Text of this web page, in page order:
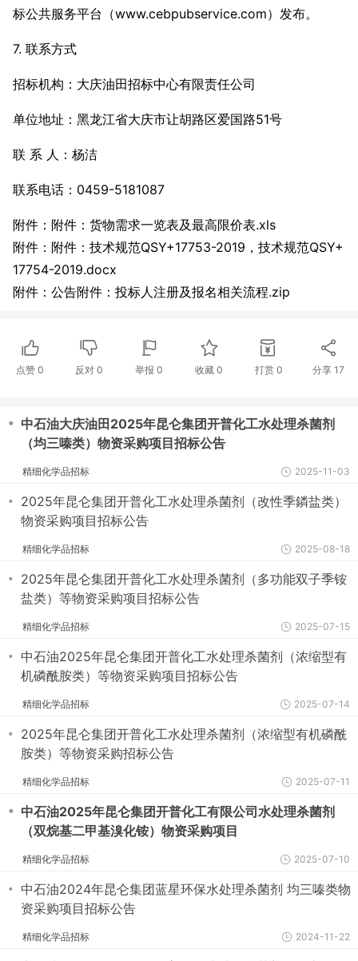
标公共服务平台（www.cebpubservice.com）发布。
7. 联系方式
招标机构：大庆油田招标中心有限责任公司
单位地址：黑龙江省大庆市让胡路区爱国路51号
联 系 人：杨洁
联系电话：0459-5181087
附件：附件：货物需求一览表及最高限价表.xls
附件：附件：技术规范QSY+17753-2019，技术规范QSY+
17754-2019.docx
附件：公告附件：投标人注册及报名相关流程.zip
点赞 0 反对0 举报 0 收藏 0 打赏 0 分享 17
・ 中石油大庆油田2025年昆仑集团开普化工水处理杀菌剂
（均三嗪类）物资采购项目招标公告
精细化学品招标 2025-11-03
・ 2025年昆仑集团开普化工水处理杀菌剂（改性季鏻盐类）
物资采购项目招标公告
精细化学品招标 2025-08-18
・ 2025年昆仑集团开普化工水处理杀菌剂（多功能双子季铵
盐类）等物资采购项目招标公告
精细化学品招标 2025-07-15
・ 中石油2025年昆仑集团开普化工水处理杀菌剂（浓缩型有
机磷酰胺类）等物资采购项目招标公告
精细化学品招标 2025-07-14
・ 2025年昆仑集团开普化工水处理杀菌剂（浓缩型有机磷酰
胺类）等物资采购招标公告
精细化学品招标 2025-07-11
・ 中石油2025年昆仑集团开普化工有限公司水处理杀菌剂
（双烷基二甲基溴化铵）物资采购项目
精细化学品招标 2025-07-10
・ 中石油2024年昆仑集团蓝星环保水处理杀菌剂 均三嗪类物
资采购项目招标公告
精细化学品招标 2024-11-22